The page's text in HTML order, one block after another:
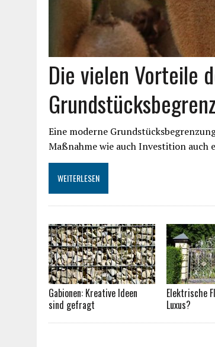
Die vielen Vorteile
Eine moderne
Maßnahme wie auch Investition
WEITERLESEN
Gabionen: Kreative Ideen
sind gefragt
Elektrische
Luxus?